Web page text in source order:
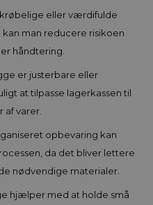
eller værdifulde
man reducere risikoen
håndtering.
er justerbare eller
at tilpasse lagerkassen til
af varer.
opbevaring kan
da det bliver lettere
nødvendige materialer.
hjælper med at holde små